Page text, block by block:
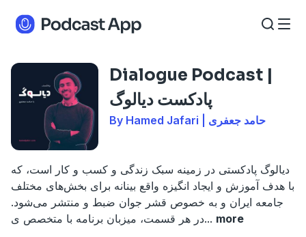
Dialogue Podcast |
پادکست دیالوگ
By Hamed Jafari | حامد جعفری
دیالوگ پادکستی در زمینه سبک زندگی و کسب و کار است، که
با هدف آموزش و ایجاد انگیزه واقع بینانه برای بخش‌های مختلف
جامعه ایران و به خصوص قشر جوان ضبط و منتشر می‌شود.
در هر قسمت، میزبان برنامه با متخصص ی... more